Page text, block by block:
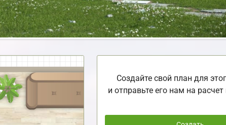
Создайте свой план для
и отправьте его нам на